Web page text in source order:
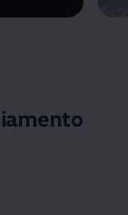
time, --:--